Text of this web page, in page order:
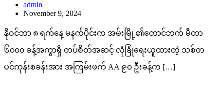
admin
November 9, 2024
နိုဝင်ဘာ ၈ ရက်နေ့ မနက်ပိုင်းက အမ်းမြို့၏တောင်ဘက် မီတာ
၆၀၀၀ ခန့်အကွာရှိ တပ်စိတ်အဆင့် လုံခြုံရေးယူထားတဲ့ သစ်တ
ပင်ကုန်းစခန်းအား အကြမ်းဖက် AA ၉၀ ဦးခန့်က […]